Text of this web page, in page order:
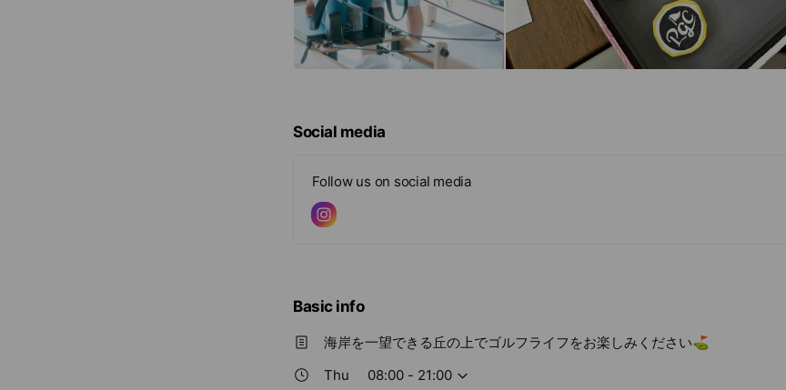
Social media
Follow us on social media
Basic info
海岸を一望できる丘の上でゴルフライフをお楽しみください⛳️
Thu
08:00 - 21:00